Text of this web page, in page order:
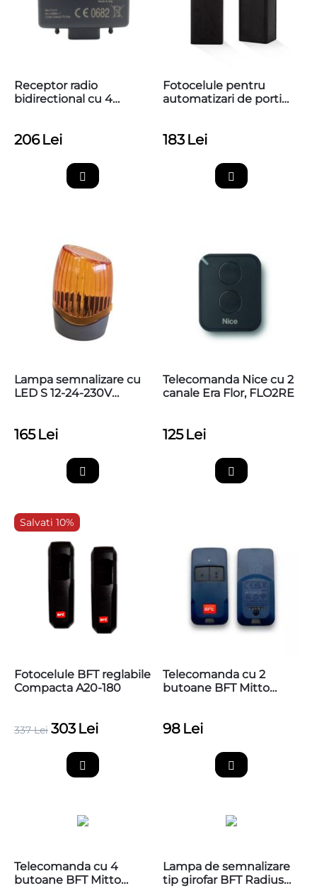
Receptor radio
bidirectional cu 4
206 Lei
Fotocelule pentru
automatizari de porti
183 Lei
Lampa semnalizare cu
LED S 12-24-230V
165 Lei
Telecomanda Nice cu 2
canale Era Flor, FLO2RE
125 Lei
Salvati 10%
Fotocelule BFT reglabile
Compacta A20-180
337 Lei 303 Lei
Telecomanda cu 2
butoane BFT Mitto
98 Lei
Telecomanda cu 4
butoane BFT Mitto
Lampa de semnalizare
tip girofar BFT Radius